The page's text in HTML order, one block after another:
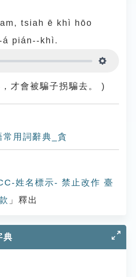
tsiah ē khì hōo
á pián--khì.
才會被騙子拐騙去。 )
用詞辭典_貪
姓名標示- 禁止改作 臺
」釋出
典